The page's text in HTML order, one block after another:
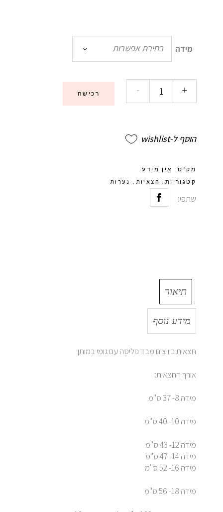
מידה בחירת אפשרות
- + רכישה
הוסף ל-wishlist
מק"ט: אין מידע
קטגוריות: חצאיות נערות
שתפי:
תיאור
מידע נוסף
חצאית כיווצים מבד פליסה עם גומי במותן
אורך החצאית:
מידה 8- 37 ס"מ
מידה 10- 40 ס"מ
מידה 12- 43 ס"מ
מידה 14- 47 ס"מ
מידה 16- 52 ס"מ
מידה 18- 56 ס"מ